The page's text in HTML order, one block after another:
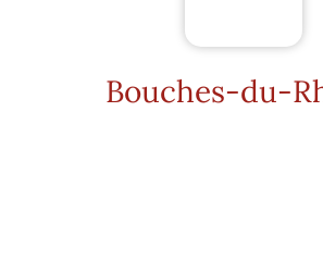
Bouches-du-